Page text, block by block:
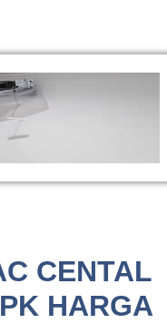
CENTAL
HARGA